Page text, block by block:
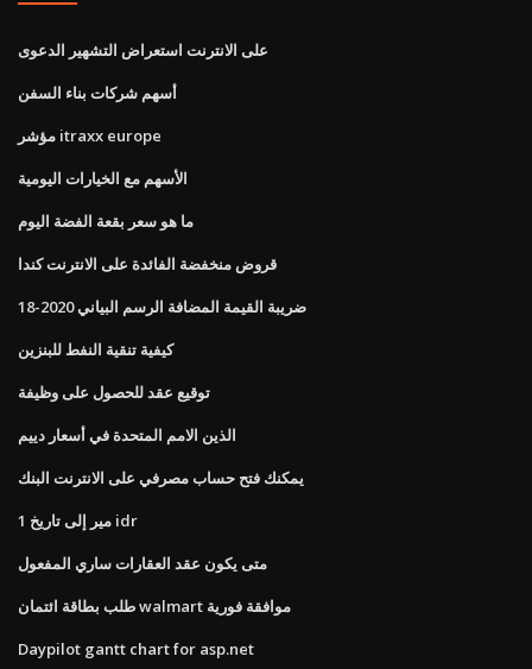
على الانترنت استعراض التشهير الدعوى
أسهم شركات بناء السفن
مؤشر itraxx europe
الأسهم مع الخيارات اليومية
ما هو سعر بقعة الفضة اليوم
قروض منخفضة الفائدة على الانترنت كندا
ضريبة القيمة المضافة الرسم البياني 2020-18
كيفية تنقية النفط للبنزين
توقيع عقد للحصول على وظيفة
الذين الامم المتحدة في أسعار دييم
يمكنك فتح حساب مصرفي على الانترنت البنك
1 مير إلى تاريخ idr
متى يكون عقد العقارات ساري المفعول
طلب بطاقة ائتمان walmart موافقة فورية
Daypilot gantt chart for asp.net